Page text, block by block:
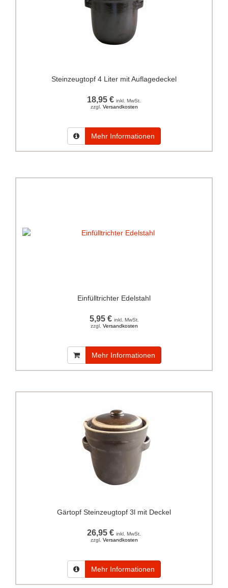
Steinzeugtopf 4 Liter mit Auflagedeckel
18,95 € inkl. MwSt.
zzgl. Versandkosten
Mehr Informationen
Einfülltrichter Edelstahl
5,95 € inkl. MwSt.
zzgl. Versandkosten
Mehr Informationen
Gärtopf Steinzeugtopf 3l mit Deckel
26,95 € inkl. MwSt.
zzgl. Versandkosten
Mehr Informationen